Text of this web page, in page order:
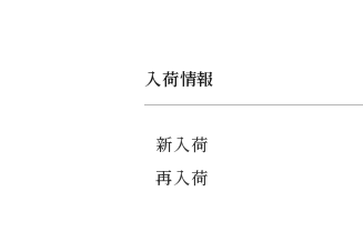
入荷情報
新入荷
再入荷